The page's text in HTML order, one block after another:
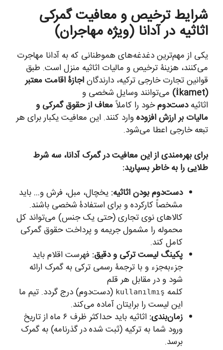
شرایط ترخیص و معافیت گمرکی
اثاثیه در آدانا (ویژه مهاجران)
یکی از مهم‌ترین دغدغه‌های هموطنانی که به آدانا مهاجرت
می‌کنند، هزینۀ ترخیص و مالیات اثاثیه منزل است. طبق
قوانین تجارت خارجی ترکیه، دارندگاناجازۀ اقامت معتبر
(İkamet)
می‌توانند وسایل شخصی و
اثاثیهدست‌دومخود را کاملاًمعاف از حقوق گمرکی و
مالیات بر ارزش افزودهوارد کنند. این معافیت یکبار برای هر
تبعه خارجی اعطا می‌شود.
برای بهره‌مندی از این معافیت در گمرک آدانا، سه شرط
طلایی را به خاطر بسپارید:
دست‌دوم بودن اثاثیه: یخچال، مبل، فرش و… باید
مشخصاً کارکرده و برای استفادۀ شخصی باشند.
کالاهای نوی تجاری (حتی یک جنس) می‌تواند کل
محموله را مشمول جریمه و پرداخت حقوق گمرکی
کامل کند.
پکینگ لیست ترکی و دقیق: فهرست اقلام باید
جزءبه‌جزء و با ترجمۀ رسمی ترکی به گمرک ارائه
شود و در مقابل هر قلم
کلمه kullanılmış (دست‌دوم) درج گردد. تیم ما
این لیست را برایتان آماده می‌کند.
زمان‌بندی:
اثاثیه باید حداکثر ظرف ۶ ماه از تاریخ
ورود شما به ترکیه (ثبت شده در گذرنامه) به گمرک
برسد.